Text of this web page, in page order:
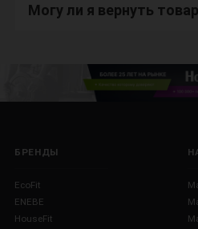
Могу ли я вернуть
БРЕНДЫ
EcoFit
ENEBE
HouseFit